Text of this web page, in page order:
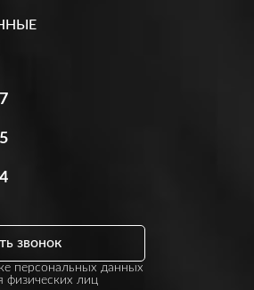
персональных данных
физических лиц
звонок